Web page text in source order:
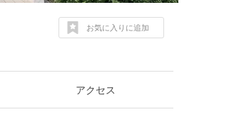
お気に入りに追加
アクセス